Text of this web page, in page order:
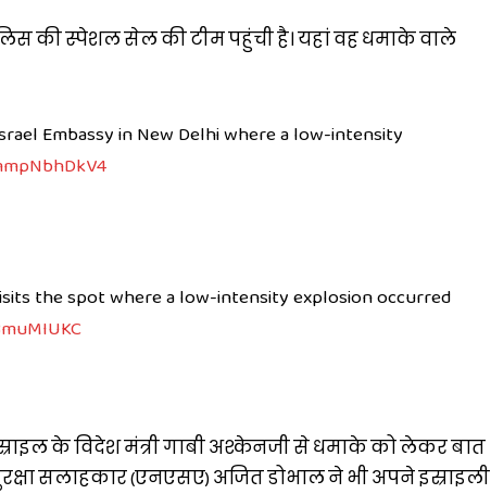
की स्पेशल सेल की टीम पहुंची है। यहां वह धमाके वाले
Embassy in New Delhi where a low-intensity
the spot where a low-intensity explosion occurred
के विदेश मंत्री गाबी अश्केनजी से धमाके को लेकर बात
सलाहकार (एनएसए) अजित डोभाल ने भी अपने इस्राइली